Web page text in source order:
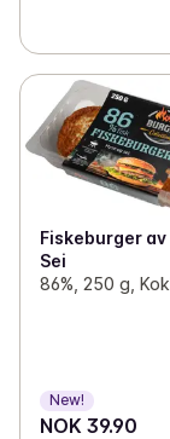
Fiskeburger av
Sei
86%, 250 g,
New!
NOK 39.90